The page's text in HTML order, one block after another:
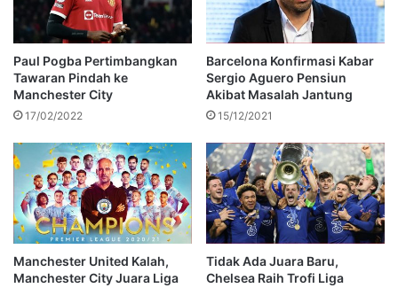
Paul Pogba Pertimbangkan
Tawaran Pindah ke
Manchester City
17/02/2022
Barcelona Konfirmasi Kabar
Sergio Aguero Pensiun
Akibat Masalah Jantung
15/12/2021
Manchester United Kalah,
Manchester City Juara Liga
Tidak Ada Juara Baru,
Chelsea Raih Trofi Liga